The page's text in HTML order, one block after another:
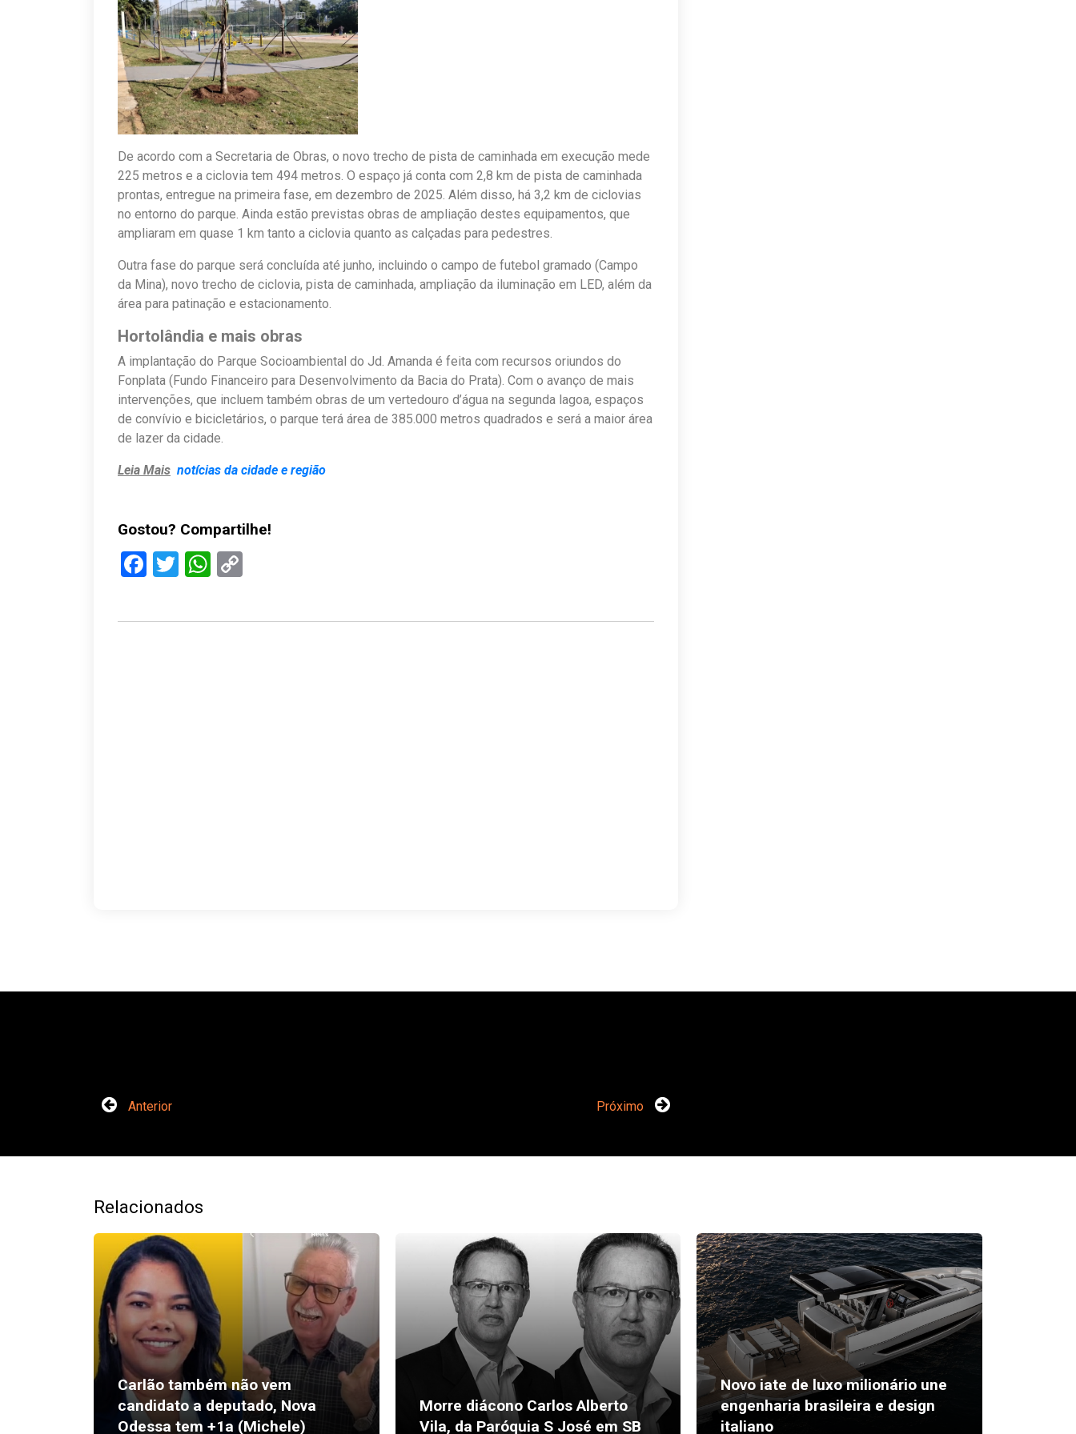
De acordo com a Secretaria de Obras, o novo trecho de pista de caminhada em execução mede
225 metros e a ciclovia tem 494 metros. O espaço já conta com 2,8 km de pista de caminhada
prontas, entregue na primeira fase, em dezembro de 2025. Além disso, há 3,2 km de ciclovias
no entorno do parque. Ainda estão previstas obras de ampliação destes equipamentos, que
ampliaram em quase 1 km tanto a ciclovia quanto as calçadas para pedestres.
Outra fase do parque será concluída até junho, incluindo o campo de futebol gramado (Campo
da Mina), novo trecho de ciclovia, pista de caminhada, ampliação da iluminação em LED, além da
área para patinação e estacionamento.
Hortolândia e mais obras
A implantação do Parque Socioambiental do Jd. Amanda é feita com recursos oriundos do
Fonplata (Fundo Financeiro para Desenvolvimento da Bacia do Prata). Com o avanço de mais
intervenções, que incluem também obras de um vertedouro d’água na segunda lagoa, espaços
de convívio e bicicletários, o parque terá área de 385.000 metros quadrados e será a maior área
de lazer da cidade.
Leia Mais notícias da cidade e região
Gostou? Compartilhe!
Facebook
TwitterWhatsApp
Anterior Próximo
Relacionados
Carlão também não vem
candidato a deputado, Nova
Odessa tem +1a (Michele)
Morre diácono Carlos Alberto
Vila, da Paróquia S José em SB
Novo iate de luxo milionário une
engenharia brasileira e design
italiano